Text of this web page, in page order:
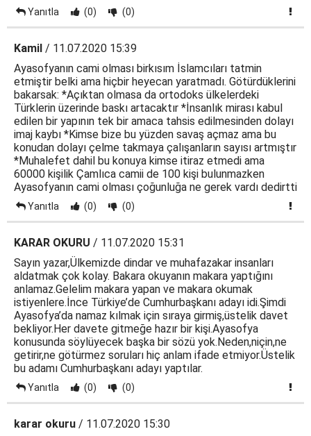
Yanıtla (0) (0)
Kamil / 11.07.2020 15:39
Ayasofyanın cami olması birkısım İslamcıları tatmin
etmiştir belki ama hiçbir heyecan yaratmadı. Götürdüklerini
bakarsak: *Açıktan olmasa da ortodoks ülkelerdeki
Türklerin üzerinde baskı artacaktır *İnsanlık mirası kabul
edilen bir yapının tek bir amaca tahsis edilmesinden dolayı
imaj kaybı *Kimse bize bu yüzden savaş açmaz ama bu
konudan dolayı çelme takmaya çalışanların sayısı artmıştır
*Muhalefet dahil bu konuya kimse itiraz etmedi ama
60000 kişilik Çamlıca camii de 100 kişi bulunmazken
Ayasofyanın cami olması çoğunluğa ne gerek vardı dedirtti
Yanıtla (0) (0)
KARAR OKURU / 11.07.2020 15:31
Sayın yazar,Ülkemizde dindar ve muhafazakar insanları
aldatmak çok kolay. Bakara okuyanın makara yaptığını
anlamaz.Gelelim makara yapan ve makara okumak
istiyenlere.İnce Türkiye’de Cumhurbaşkanı adayı idi.Şimdi
Ayasofya’da namaz kılmak için sıraya girmiş,üstelik davet
bekliyor.Her davete gitmeğe hazır bir kişi.Ayasofya
konusunda söylüyecek başka bir sözü yok.Neden,niçin,ne
getirir,ne götürmez soruları hiç anlam ifade etmiyor.Üstelik
bu adamı Cumhurbaşkanı adayı yaptılar.
Yanıtla (0) (0)
karar okuru / 11.07.2020 15:30